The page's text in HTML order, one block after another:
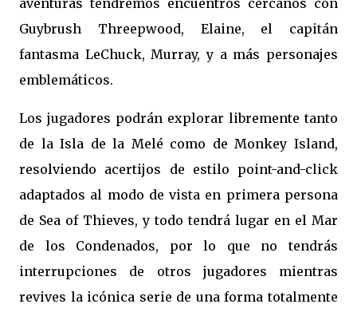
aventuras tendremos encuentros cercanos con
Guybrush Threepwood, Elaine, el capitán
fantasma LeChuck, Murray, y a más personajes
emblemáticos.
Los jugadores podrán explorar libremente tanto
de la Isla de la Melé como de Monkey Island,
resolviendo acertijos de estilo point-and-click
adaptados al modo de vista en primera persona
de Sea of Thieves, y todo tendrá lugar en el Mar
de los Condenados, por lo que no tendrás
interrupciones de otros jugadores mientras
revives la icónica serie de una forma totalmente